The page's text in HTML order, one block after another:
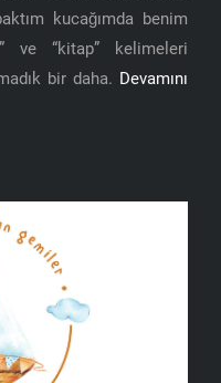
kucağımda benim
ve “kitap” kelimeleri
bir daha. Devamını